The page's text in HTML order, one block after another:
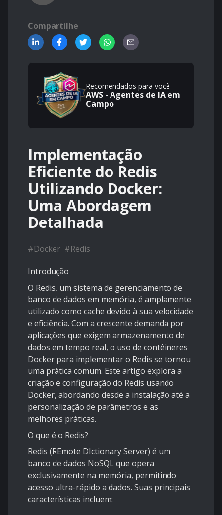
Compartilhe
Recomendados para você
AWS - Agentes de IA em
Campo
Implementação
Eficiente do Redis
Utilizando Docker:
Uma Abordagem
Detalhada
#Docker #Redis
Introdução
O Redis, um sistema de gerenciamento de
banco de dados em memória, é amplamente
utilizado como cache devido à sua velocidade
e eficiência. Com a crescente demanda por
aplicações que exigem armazenamento de
dados em tempo real, o uso de contêineres
Docker para implementar o Redis se tornou
uma prática comum. Este artigo explora a
criação e configuração do Redis usando
Docker, abordando desde a instalação até a
personalização de parâmetros e as
melhores práticas.
O que é o Redis?
Redis (REmote DIctionary Server) é um
banco de dados NoSQL que opera
exclusivamente na memória, permitindo
acesso ultra-rápido a dados. Suas principais
características incluem: